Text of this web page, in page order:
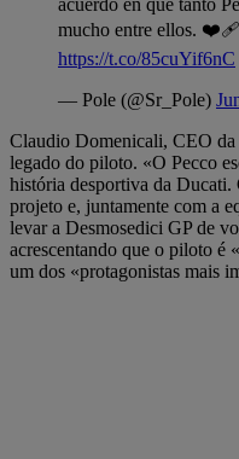
mucho entre ellos. ❤️‍🩹
https://t.co/85cuYif6nC
— Pole (@Sr_Pole)
Claudio Domenicali, CEO
legado do piloto. «O Pecco
história desportiva da Ducati.
projeto e, juntamente com a
levar a Desmosedici GP de
acrescentando que o piloto é
um dos «protagonistas mais